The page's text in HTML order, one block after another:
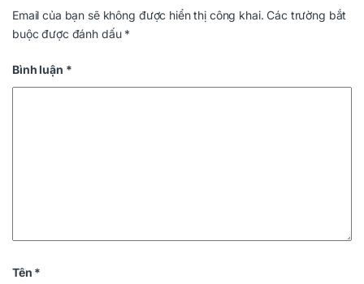
Email của bạn sẽ không được hiển thị công khai. Các trường bắt
buộc được đánh dấu *
Bình luận *
Tên *